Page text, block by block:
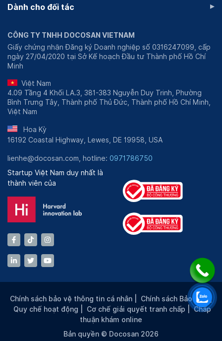
Dành cho đối tác ▸
CÔNG TY TNHH DOCOSAN VIETNAM
Giấy chứng nhận Đăng ký Doanh nghiệp số 0316247099, cấp
ngày 27/04/2020 tại Sở Kế hoạch Đầu tư Thành phố Hồ Chí
Minh
Việt Nam
4.09 Tầng 4 Khối LA.3, 381-383 Nguyễn Duy Trinh, Phường
Bình Trưng Tây, Thành phố Thủ Đức, Thành phố Hồ Chí Minh,
Việt Nam
Hoa Kỳ
16192 Coastal Highway, Lewes, DE 19958, USA
lienhe@docosan.com, hotline: 0971786750
Startup Việt Nam duy nhất là
thành viên của
Chính sách bảo vệ thông tin cá nhân Chính sách Bảo mật |
Quy chế hoạt động
Cơ chế giải quyết tranh chấp |Chấp
thuận khám online
Bản quyền © Docosan 2026